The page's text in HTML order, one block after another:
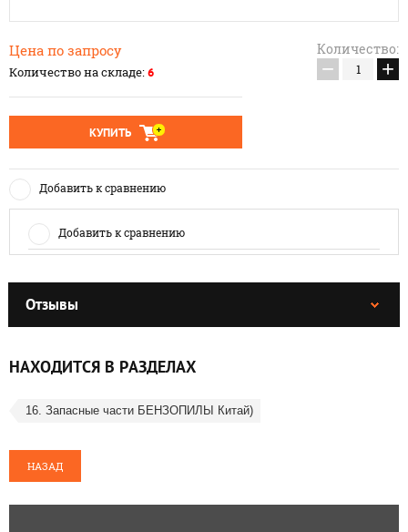
Цена по запросу
Количество на складе:6
Количество:
− +
КУПИТЬ
Добавить к сравнению
Добавить к сравнению
Отзывы
НАХОДИТСЯ В РАЗДЕЛАХ
16. Запасные части БЕНЗОПИЛЫ Китай)
НАЗАД